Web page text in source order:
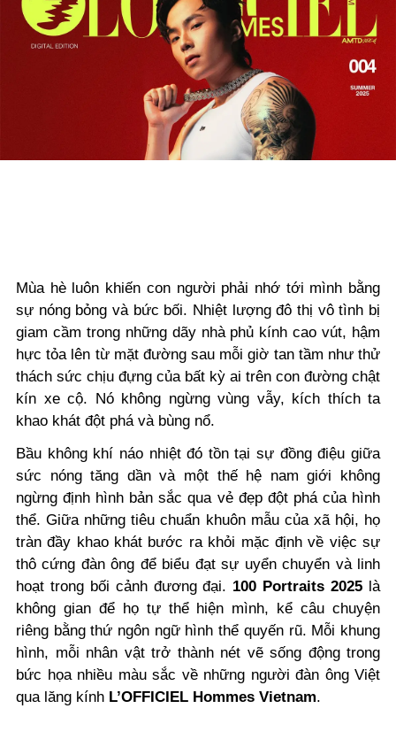
Mùa hè luôn khiến con người phải nhớ tới mình bằng
sự nóng bỏng và bức bối. Nhiệt lượng đô thị vô tình bị
giam cầm trong những dãy nhà phủ kính cao vút, hậm
hực tỏa lên từ mặt đường sau mỗi giờ tan tầm như thử
thách sức chịu đựng của bất kỳ ai trên con đường chật
kín xe cộ. Nó không ngừng vùng vẫy, kích thích ta
khao khát đột phá và bùng nổ.
Bầu không khí náo nhiệt đó tồn tại sự đồng điệu giữa
sức nóng tăng dần và một thế hệ nam giới không
ngừng định hình bản sắc qua vẻ đẹp đột phá của hình
thể. Giữa những tiêu chuẩn khuôn mẫu của xã hội, họ
tràn đầy khao khát bước ra khỏi mặc định về việc sự
thô cứng đàn ông để biểu đạt sự uyển chuyển và linh
hoạt trong bối cảnh đương đại. 100 Portraits 2025 là
không gian để họ tự thể hiện mình, kể câu chuyện
riêng bằng thứ ngôn ngữ hình thể quyến rũ. Mỗi khung
hình, mỗi nhân vật trở thành nét vẽ sống động trong
bức họa nhiều màu sắc về những người đàn ông Việt
qua lăng kính L’OFFICIEL Hommes Vietnam.